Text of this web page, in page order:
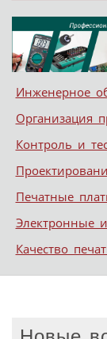
Меню
Skip to content
Инженерное
Организация
Контроль и
Печатные
Электронные
Качество